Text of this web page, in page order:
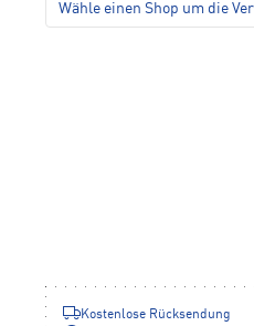
Wähle einen Shop um die
Kostenlose Rücksendung